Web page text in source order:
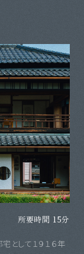
所要時間 15分
として１９１６年